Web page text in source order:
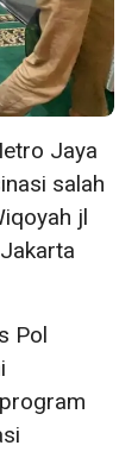
Jaya
salah
jl
Pol